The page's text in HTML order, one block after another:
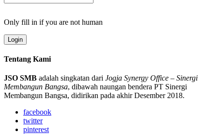
Only fill in if you are not human
Tentang Kami
JSO SMB adalah singkatan dari Jogja Synergy Office – Sinergi
Membangun Bangsa, dibawah naungan bendera PT Sinergi
Membangun Bangsa, didirikan pada akhir Desember 2018.
facebook
twitter
pinterest